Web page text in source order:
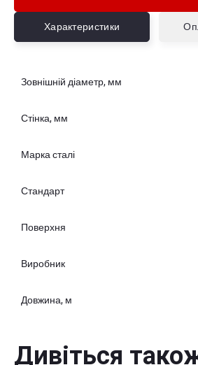
Характеристики
Зовнішній діаметр, мм
Стінка, мм
Марка сталі
Стандарт
Поверхня
Виробник
Довжина, м
Дивіться